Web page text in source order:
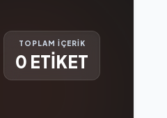
TOPLAM İÇERİK
0 ETİKET